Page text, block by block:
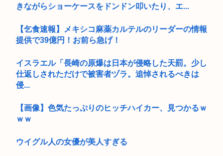
きながらショーケースをドンドン叩いたり、エ...
【乞食速報】メキシコ麻薬カルテルのリーダーの情報
提供で39億円！お前ら急げ！
イスラエル「長崎の原爆は日本が侵略した天罰。少し
仕返しされただけで被害者ヅラ。追悼されるべきは
侵...
【画像】色気たっぷりのヒッチハイカー、見つかるｗ
ｗｗ
ウイグル人の女優が美人すぎる